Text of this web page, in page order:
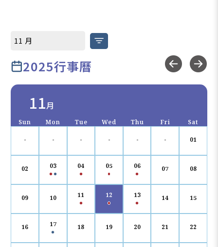
2025行事曆
11月
Sun Mon Tue Wed Thu Fri Sat
- - - - - - 01
02 03 04 05 06 07 08
09 10 11 12 13 14 15
16 17 18 19 20 21 22